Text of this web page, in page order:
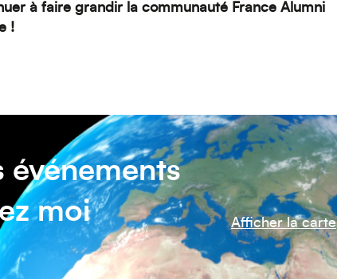
à faire grandir la communauté France Alumni
!
événements
moi
Afficher la carte